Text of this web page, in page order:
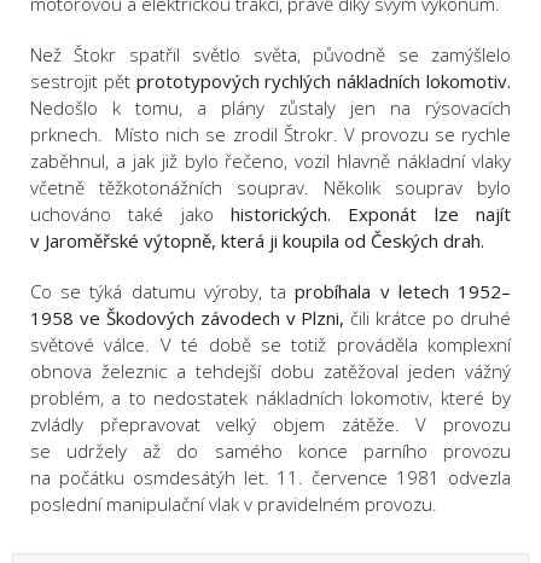
Než Štokr spatřil světlo světa, původně se zamýšlelo
sestrojit pět prototypových rychlých nákladních lokomotiv.
Nedošlo k tomu, a plány zůstaly jen na rýsovacích
prknech. Místo nich se zrodil Štrokr. V provozu se rychle
zaběhnul, a jak již bylo řečeno, vozil hlavně nákladní vlaky
včetně těžkotonážních souprav. Několik souprav bylo
uchováno také jako historických. Exponát lze najít
v Jaroměřské výtopně, která ji koupila od Českých drah.
Co se týká datumu výroby, taprobíhala v letech 1952–
1958 ve Škodových závodech v Plzni, čili krátce po druhé
světové válce. V té době se totiž prováděla komplexní
obnova železnic a tehdejší dobu zatěžoval jeden vážný
problém, a to nedostatek nákladních lokomotiv, které by
zvládly přepravovat velký objem zátěže.V provozu
se udržely až do samého konce parního provozu
na počátku osmdesátýh let. 11. července 1981 odvezla
poslední manipulační vlak v pravidelném provozu.